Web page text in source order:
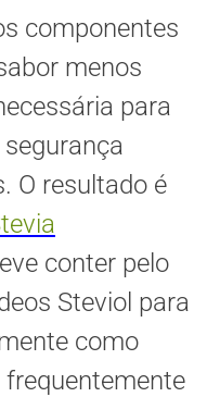
componentes
menos
para
O resultado é
conter pelo
Steviol para
como
frequentemente